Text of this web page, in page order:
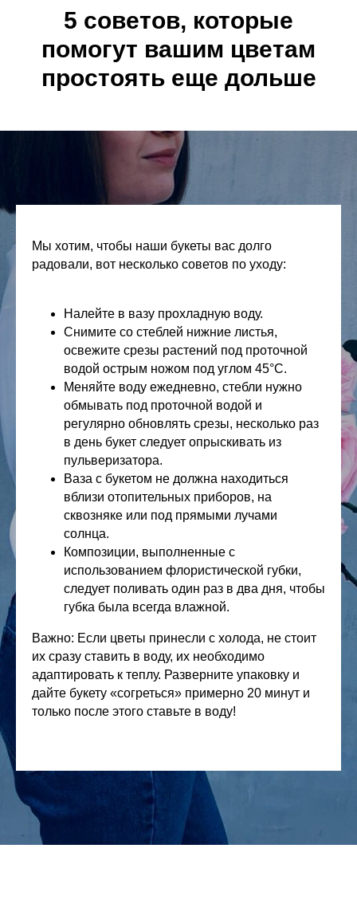
5 советов, которые
помогут вашим цветам
простоять еще дольше
Мы хотим, чтобы наши букеты вас долго
радовали, вот несколько советов по уходу:
Налейте в вазу прохладную воду.
Снимите со стеблей нижние листья,
освежите срезы растений под проточной
водой острым ножом под углом 45°C.
Меняйте воду ежедневно, стебли нужно
обмывать под проточной водой и
регулярно обновлять срезы, несколько раз
в день букет следует опрыскивать из
пульверизатора.
Ваза с букетом не должна находиться
вблизи отопительных приборов, на
сквозняке или под прямыми лучами
солнца.
Композиции, выполненные с
использованием флористической губки,
следует поливать один раз в два дня, чтобы
губка была всегда влажной.
Важно: Если цветы принесли с холода, не стоит
их сразу ставить в воду, их необходимо
адаптировать к теплу. Разверните упаковку и
дайте букету «согреться» примерно 20 минут и
только после этого ставьте в воду!